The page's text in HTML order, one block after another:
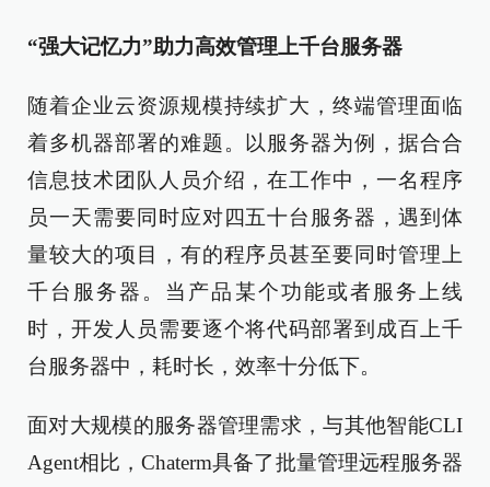
“强大记忆力”助力高效管理上千台服务器
随着企业云资源规模持续扩大，终端管理面临
着多机器部署的难题。以服务器为例，据合合
信息技术团队人员介绍，在工作中，一名程序
员一天需要同时应对四五十台服务器，遇到体
量较大的项目，有的程序员甚至要同时管理上
千台服务器。当产品某个功能或者服务上线
时，开发人员需要逐个将代码部署到成百上千
台服务器中，耗时长，效率十分低下。
面对大规模的服务器管理需求，与其他智能CLI
Agent相比，Chaterm具备了批量管理远程服务器